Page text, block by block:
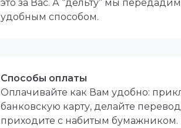
это за Вас. А “дельту” мы
удобным способом.
Способы оплаты
Оплачивайте как Вам удобно:
банковскую карту, делайте
приходите с набитым бумажником.